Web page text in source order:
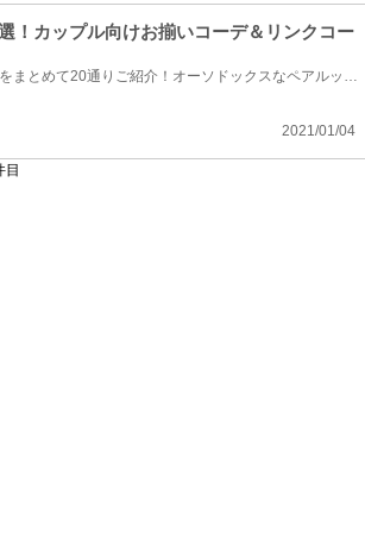
！カップル向けお揃いコーデ＆リンクコー
2023年冬にイチオシのディズニーペアルックをまとめて20通りご紹介！オーソドックスなペアルックから、...
2021/01/04
目